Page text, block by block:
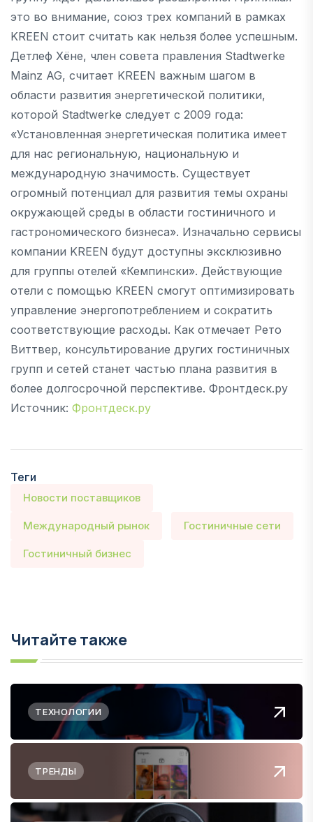
это во внимание, союз трех компаний в рамках
KREEN стоит считать как нельзя более успешным.
Детлеф Хёне, член совета правления Stadtwerke
Mainz AG, считает KREEN важным шагом в
области развития энергетической политики,
которой Stadtwerke следует с 2009 года:
«Установленная энергетическая политика имеет
для нас региональную, национальную и
международную значимость. Существует
огромный потенциал для развития темы охраны
окружающей среды в области гостиничного и
гастрономического бизнеса». Изначально сервисы
компании KREEN будут доступны эксклюзивно
для группы отелей «Кемпински». Действующие
отели с помощью KREEN смогут оптимизировать
управление энергопотреблением и сократить
соответствующие расходы. Как отмечает Рето
Виттвер, консультирование других гостиничных
групп и сетей станет частью плана развития в
более долгосрочной перспективе. Фронтдеск.ру
Источник: Фронтдеск.ру
Теги
Новости поставщиков
Международный рынок Гостиничные сети
Гостиничный бизнес
Читайте также
ТЕХНОЛОГИИ
ТРЕНДЫ